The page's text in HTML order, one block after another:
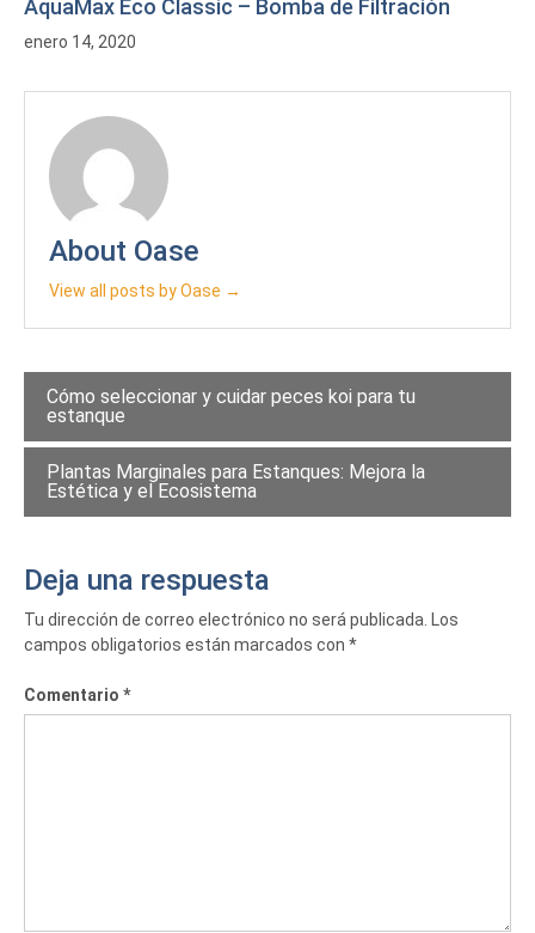
AquaMax Eco Classic – Bomba de Filtración
enero 14, 2020
About Oase
View all posts by Oase →
Navegación
de
entradas
Cómo seleccionar y cuidar peces koi para tu
estanque
Plantas Marginales para Estanques: Mejora la
Estética y el Ecosistema
Deja una respuesta
Tu dirección de correo electrónico no será publicada. Los
campos obligatorios están marcados con *
Comentario *